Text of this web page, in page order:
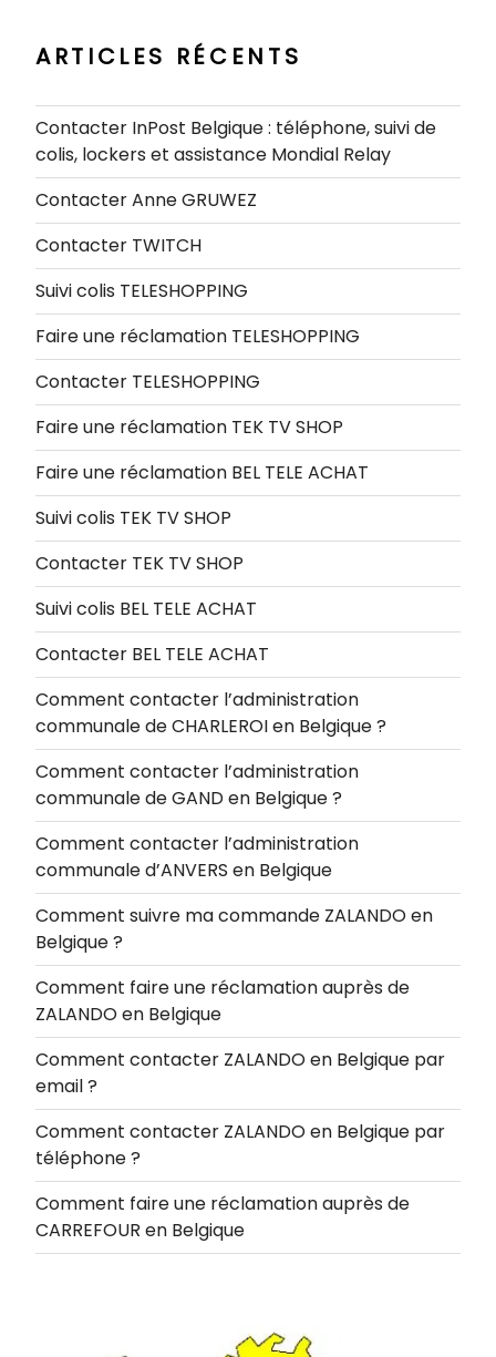
ARTICLES RÉCENTS
Contacter InPost Belgique : téléphone, suivi de
colis, lockers et assistance Mondial Relay
Contacter Anne GRUWEZ
Contacter TWITCH
Suivi colis TELESHOPPING
Faire une réclamation TELESHOPPING
Contacter TELESHOPPING
Faire une réclamation TEK TV SHOP
Faire une réclamation BEL TELE ACHAT
Suivi colis TEK TV SHOP
Contacter TEK TV SHOP
Suivi colis BEL TELE ACHAT
Contacter BEL TELE ACHAT
Comment contacter l’administration
communale de CHARLEROI en Belgique ?
Comment contacter l’administration
communale de GAND en Belgique ?
Comment contacter l’administration
communale d’ANVERS en Belgique
Comment suivre ma commande ZALANDO en
Belgique ?
Comment faire une réclamation auprès de
ZALANDO en Belgique
Comment contacter ZALANDO en Belgique par
email ?
Comment contacter ZALANDO en Belgique par
téléphone ?
Comment faire une réclamation auprès de
CARREFOUR en Belgique